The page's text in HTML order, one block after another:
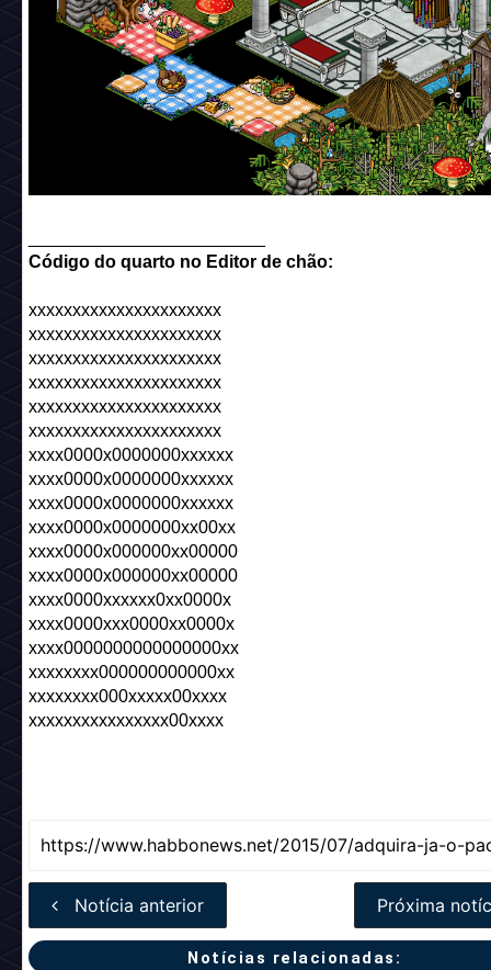
Código do quarto no Editor de chão:
xxxxxxxxxxxxxxxxxxxxxx
xxxxxxxxxxxxxxxxxxxxxx
xxxxxxxxxxxxxxxxxxxxxx
xxxxxxxxxxxxxxxxxxxxxx
xxxxxxxxxxxxxxxxxxxxxx
xxxxxxxxxxxxxxxxxxxxxx
xxxx0000x0000000xxxxxx
xxxx0000x0000000xxxxxx
xxxx0000x0000000xxxxxx
xxxx0000x0000000xx00xx
xxxx0000x000000xx00000
xxxx0000x000000xx00000
xxxx0000xxxxxx0xx0000x
xxxx0000xxx0000xx0000x
xxxx0000000000000000xx
xxxxxxxx000000000000xx
xxxxxxxx000xxxxx00xxxx
xxxxxxxxxxxxxxxx00xxxx
Notícia anterior Próxima
Notícias relacionadas: